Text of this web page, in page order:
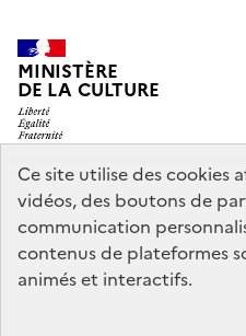
Ce site utilise des cookies
vidéos, des boutons de
communication
contenus de plateformes
animés et interactifs.
MINISTÈRE
DE LA CULTURE
legifrance.gouv.fr
service-public.gouv.fr